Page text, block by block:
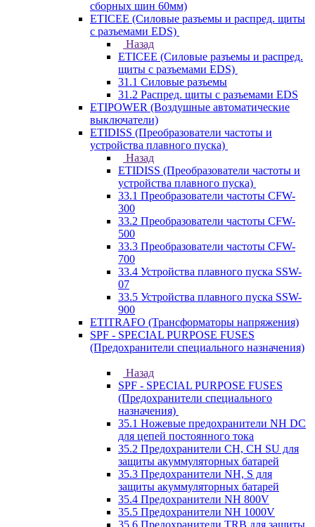
сборных шин 60мм)
ETICEE (Силовые разъемы и распред. щиты
с разъемами EDS)
Назад
ETICEE (Силовые разъемы и распред.
щиты с разъемами EDS)
31.1 Силовые разъемы
31.2 Распред. щиты с разъемами EDS
ETIPOWER (Воздушные автоматические
выключатели)
ETIDISS (Преобразователи частоты и
устройства плавного пуска)
Назад
ETIDISS (Преобразователи частоты и
устройства плавного пуска)
33.1 Преобразователи частоты CFW-
300
33.2 Преобразователи частоты CFW-
500
33.3 Преобразователи частоты CFW-
700
33.4 Устройства плавного пуска SSW-
07
33.5 Устройства плавного пуска SSW-
900
ETITRAFO (Трансформаторы напряжения)
SPF - SPECIAL PURPOSE FUSES
(Предохранители специального назначения)
Назад
SPF - SPECIAL PURPOSE FUSES
(Предохранители специального
назначения)
35.1 Ножевые предохранители NH DC
для цепей постоянного тока
35.2 Предохранители CH, CH SU для
защиты акуммуляторных батарей
35.3 Предохранители NH, S для
защиты акуммуляторных батарей
35.4 Предохранители NH 800V
35.5 Предохранители NH 1000V
35.6 Предохранители TRB для защиты